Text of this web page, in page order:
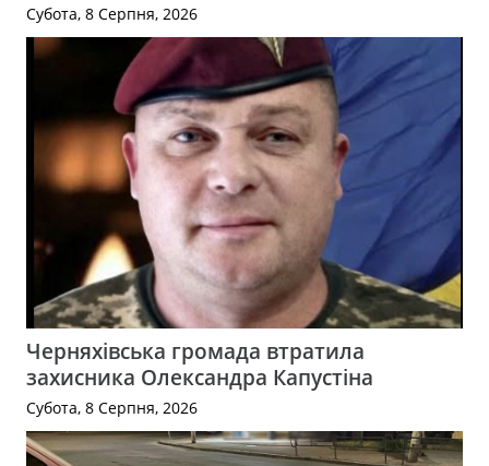
Субота, 8 Серпня, 2026
Черняхівська громада втратила
захисника Олександра Капустіна
Субота, 8 Серпня, 2026